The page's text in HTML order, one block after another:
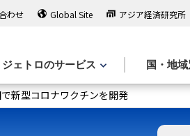
わせ Global Site アジア経済研究所
ジェトロのサービス 国・地
新型コロナワクチンを開発